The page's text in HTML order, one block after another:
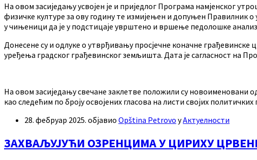
На овом засиједању усвојен је и приједлог Програма намјенског
физичке културе за ову годину те измијењен и допуњен Правилник
у чињеници да је у подстицаје уврштено и вршење педолошке
Донесене су и одлуке о утврђивању просјечне коначне
уређења градског грађевинског земљишта. Дата је сагласност на
На овом засиједању свечане заклетве положили су
као следећим по броју освојених гласова на листи својих
28. фебруар 2025. објавио Opština Petrovo уАктуелности
ЗАХВАЉУЈУЋИ ОЗРЕНЦИМА У ЦИРИХУ